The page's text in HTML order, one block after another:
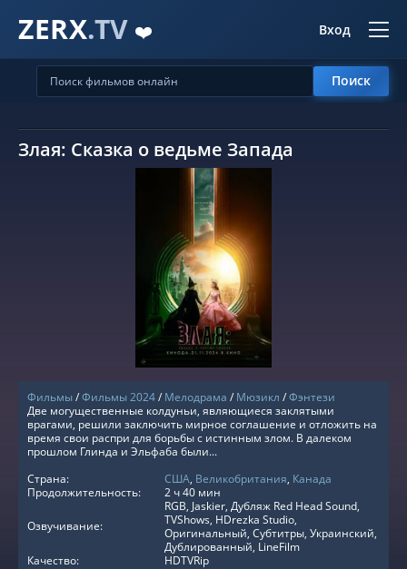
ZERX.TV ❤️ Вход
Поиск
Злая: Сказка о ведьме Запада
СМОТРЕТЬ ОНЛАЙН
Фильмы/Фильмы 2024/ Мелодрама / Мюзикл /Фэнтези
Две могущественные колдуньи, являющиеся заклятыми
врагами, решили заключить мирное соглашение и отложить на
время свои распри для борьбы с истинным злом. В далеком
прошлом Глинда и Эльфаба были...
Страна:
США, Великобритания, Канада
Продолжительность:
2 ч 40 мин
Озвучивание:
RGB, Jaskier, Дубляж Red Head Sound,
TVShows, HDrezka Studio,
Оригинальный, Субтитры, Украинский,
Дублированный, LineFilm
Качество:
HDTVRip